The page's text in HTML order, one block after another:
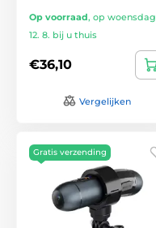
Op voorraad, op woensdag
12. 8. bij u thuis
€36,10
Vergelijken
Gratis verzending